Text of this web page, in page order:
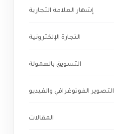
إشهار العلامة التجارية
التجارة الإلكترونية
التسويق بالعمولة
التصوير الفوتوغرافي والفيديو
المقالات